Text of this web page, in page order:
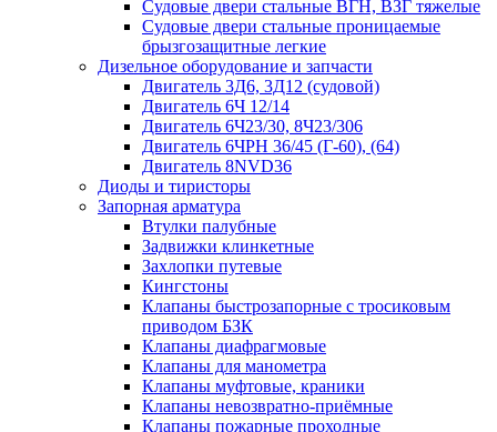
Судовые двери стальные ВГН, ВЗГ тяжелые
Судовые двери стальные проницаемые
брызгозащитные легкие
Дизельное оборудование и запчасти
Двигатель 3Д6, 3Д12 (судовой)
Двигатель 6Ч 12/14
Двигатель 6Ч23/30, 8Ч23/306
Двигатель 6ЧРН 36/45 (Г-60), (64)
Двигатель 8NVD36
Диоды и тиристоры
Запорная арматура
Втулки палубные
Задвижки клинкетные
Захлопки путевые
Кингстоны
Клапаны быстрозапорные с тросиковым
приводом БЗК
Клапаны диафрагмовые
Клапаны для манометра
Клапаны муфтовые, краники
Клапаны невозвратно-приёмные
Клапаны пожарные проходные